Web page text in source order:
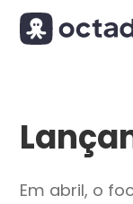
Em abril, o